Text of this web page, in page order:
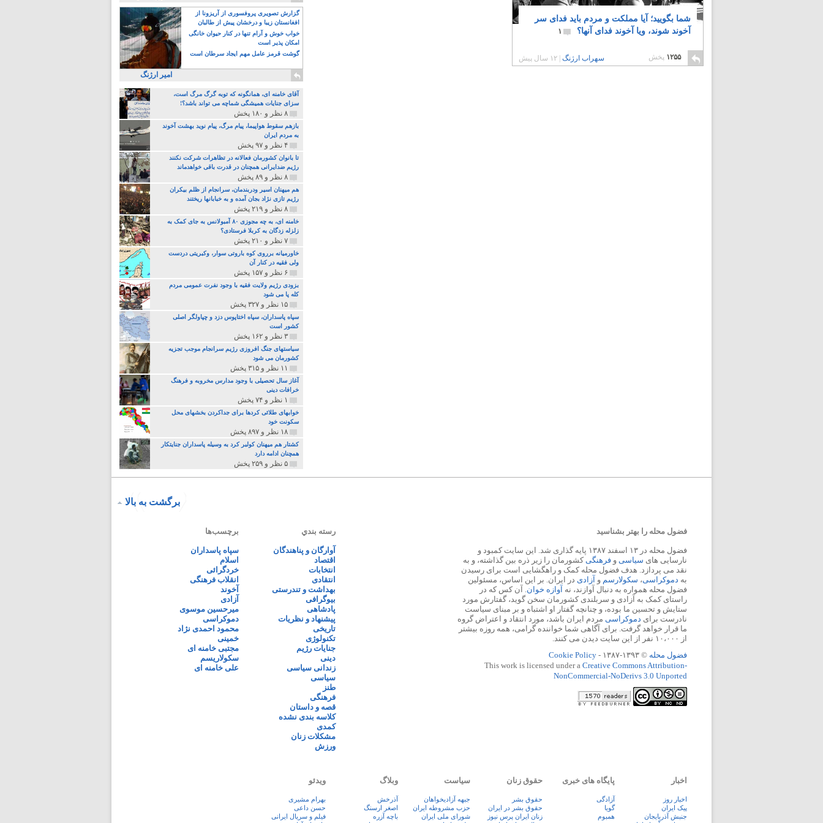
شما بگویید؛ آیا مملکت و مردم باید فدای سر
آخوند شوند، ویا آخوند فدای آنها؟
۱
۱۲۵۵ پخش سهراب ارژنگ |۱۲ سال پیش
گزارش تصویری پروفسوری از آریزونا از
افغانستان زیبا و درخشان پیش از طالبان
خواب خوش و آرام تنها در کنار حیوان خانگی
امکان پذیر است
گوشت قرمز عامل مهم ایجاد سرطان است
امیر ارژنگ
آقای خامنه ای، همانگونه که توبه گرگ مرگ است،
سزای جنایات همیشگی شماچه می تواند باشد؟!
۸ نظر و ۱۸۰ پخش
بازهم سقوط هواپیما، پیام مرگ، پیام نوید بهشت آخوند
به مردم ایران
۴ نظر و ۹۷ پخش
تا بانوان کشورمان فعالانه در تظاهرات شرکت نکنند
رژیم ضدایرانی همچنان در قدرت باقی خواهدماند
۸ نظر و ۸۹ پخش
هم میهنان اسیر ودربندمان، سرانجام از ظلم بیکران
رژیم تازی نژاد بجان آمده و به خبابانها ریختند
۸ نظر و ۲۱۹ پخش
خامنه ای، به چه مجوزی ۸۰ آمبولانس به جای کمک به
زلزله زدگان به کربلا فرستادی؟
۷ نظر و ۲۱۰ پخش
خاورمیانه برروی کوه باروتی سوار، وکبریتی دردست
ولی فقیه در کنار آن
۶ نظر و ۱۵۷ پخش
بزودی رژیم ولایت فقیه با وجود نفرت عمومی مردم
کله پا می شود
۱۵ نظر و ۳۲۷ پخش
سپاه پاسداران، سپاه اختاپوس دزد و چپاولگر اصلی
کشور است
۳ نظر و ۱۶۲ پخش
سیاستهای جنگ افروزی رژیم سرانجام موجب تجزیه
کشورمان می شود
۱۱ نظر و ۳۱۵ پخش
آغاز سال تحصیلی با وجود مدارس مخروبه و فرهنگ
خرافات دینی
۱ نظر و ۷۴ پخش
خوابهای طلائی کردها برای جداکردن بخشهای محل
سکونت خود
۱۸ نظر و ۸۹۷ پخش
کشتار هم میهنان کولبر کرد به وسیله پاسداران جنایتکار
همچنان ادامه دارد
۵ نظر و ۲۵۹ پخش
برگشت به بالا
فضول محله را بهتر بشناسید
فضول محله در ۱۳ اسفند ۱۳۸۷ پایه گذاری شد. این سایت کمبود و
نارسایی های سیاسی و فرهنگیکشورمان را زیر ذره بین گذاشته، و به
نقد می پردازد. هدف فضول محله کمک و راهگشایی است برای رسیدن
به دموکراسی، سکولارسم و آزادی در ایران. بر این اساس، مسئولین
فضول محله همواره به دنبال آوازند، نه آوازه خوان. آن کس که در
راستای کمک به آزادی و سربلندی کشورمان سخن گوید، گفتارش مورد
ستایش و تحسین ما بوده، و چنانچه گفتار او اشتباه و بر مبنای سیاست
نادرست برای دموکراسی مردم ایران باشد، مورد انتقاد و اعتراض گروه
ما قرار خواهد گرفت. برای آگاهی شما خواننده گرامی، همه روزه بیشتر
از ۱۰،۰۰۰ نفر از این سایت دیدن می کنند.
فضول محله © ۱۳۹۳-۱۳۸۷ -
Cookie Policy
This work is licensed under a Creative Commons Attribution-
NonCommercial-NoDerivs 3.0 Unported
رسته بندي
آوارگان و پناهندگان
اقتصاد
انتخابات
انتقادی
بهداشت و تندرستی
بیوگرافی
پادشاهی
پیشنهاد و نظریات
تاریخی
تکنولوژی
جنایات رژیم
دینی
زندانی سیاسی
سیاسی
طنز
فرهنگی
قصه و داستان
کلاسه بندی نشده
کمدی
مشکلات زنان
ورزش
برچسب‌ها
سپاه پاسداران
اسلام
خردگرائی
انقلاب فرهنگی
آخوند
آزادی
میرحسین موسوی
دموکراسی
محمود احمدی نژاد
خمینی
مجتبی خامنه ای
سکولاریسم
علی خامنه ای
اخبار
اخبار روز
پيک ايران
جنبش آذربایجان
پایگاه های خبری
آزادگی
گویا
همبوم
حقوق زنان
حقوق بشر
حقوق بشر در ایران
زنان ايران پرس نيوز
سیاست
جبهه آزادیخواهان
حزب مشروطه ایران
شورای ملی ایران
وبلاگ
آذرخش
اصغر ارسنگ
باچه آزره
ویدئو
بهرام مشیری
حسن داعی
فيلم و سريال ايرانی